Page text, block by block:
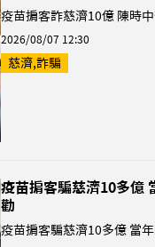
疫苗掮客詐慈濟10億 陳時
2026/08/07 12:30
慈濟,詐騙
疫苗掮客騙慈濟10多億
勸
疫苗掮客騙慈濟10多億 當